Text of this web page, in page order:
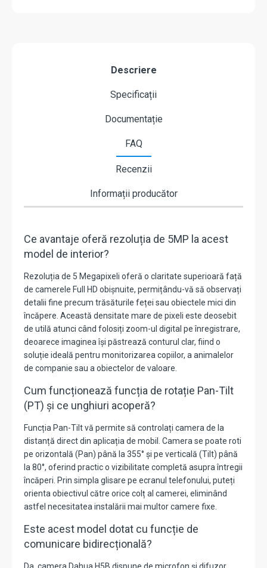
Descriere
Specificații
Documentație
FAQ
Recenzii
Informații producător
Ce avantaje oferă rezoluția de 5MP la acest
model de interior?
Rezoluția de 5 Megapixeli oferă o claritate superioară față
de camerele Full HD obișnuite, permițându-vă să observați
detalii fine precum trăsăturile feței sau obiectele mici din
încăpere. Această densitate mare de pixeli este deosebit
de utilă atunci când folosiți zoom-ul digital pe înregistrare,
deoarece imaginea își păstrează conturul clar, fiind o
soluție ideală pentru monitorizarea copiilor, a animalelor
de companie sau a obiectelor de valoare.
Cum funcționează funcția de rotație Pan-Tilt
(PT) și ce unghiuri acoperă?
Funcția Pan-Tilt vă permite să controlați camera de la
distanță direct din aplicația de mobil. Camera se poate roti
pe orizontală (Pan) până la 355° și pe verticală (Tilt) până
la 80°, oferind practic o vizibilitate completă asupra întregii
încăperi. Prin simpla glisare pe ecranul telefonului, puteți
orienta obiectivul către orice colț al camerei, eliminând
astfel necesitatea instalării mai multor camere fixe.
Este acest model dotat cu funcție de
comunicare bidirecțională?